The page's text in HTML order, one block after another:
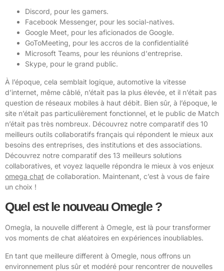
Discord, pour les gamers.
Facebook Messenger, pour les social-natives.
Google Meet, pour les aficionados de Google.
GoToMeeting, pour les accros de la confidentialité
Microsoft Teams, pour les réunions d'entreprise.
Skype, pour le grand public.
À l’époque, cela semblait logique, automotive la vitesse
d’internet, même câblé, n’était pas la plus élevée, et il n’était pas
question de réseaux mobiles à haut débit. Bien sûr, à l’époque, le
site n’était pas particulièrement fonctionnel, et le public de Match
n’était pas très nombreux. Découvrez notre comparatif des 10
meilleurs outils collaboratifs français qui répondent le mieux aux
besoins des entreprises, des institutions et des associations.
Découvrez notre comparatif des 13 meilleurs solutions
collaboratives, et voyez laquelle répondra le mieux à vos enjeux
omega chat de collaboration. Maintenant, c’est à vous de faire
un choix !
Quel est le nouveau Omegle ?
Omegla, la nouvelle different à Omegle, est là pour transformer
vos moments de chat aléatoires en expériences inoubliables.
En tant que meilleure different à Omegle, nous offrons un
environnement plus sûr et modéré pour rencontrer de nouvelles